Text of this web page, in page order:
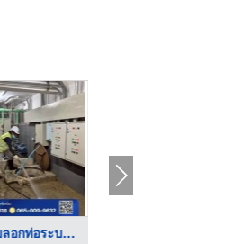
บริษัทรับลอกท่อระบาย ...